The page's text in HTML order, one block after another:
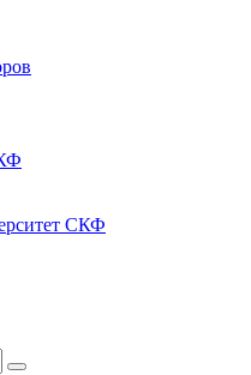
СКФ